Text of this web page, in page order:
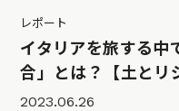
レポート
イタリアを旅する中
合」とは？【土とリ
2023.06.26